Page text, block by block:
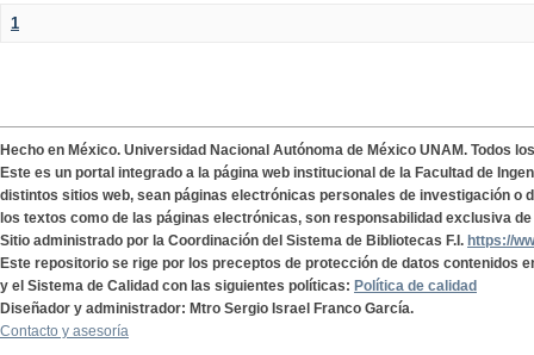
1
Hecho en México. Universidad Nacional Autónoma de México UNAM. Todos
Este es un portal integrado a la página web institucional de la Facultad de
distintos sitios web, sean páginas electrónicas personales de investigación o
los textos como de las páginas electrónicas, son responsabilidad exclusiva
Sitio administrado por la Coordinación del Sistema de Bibliotecas F.I. https://
Este repositorio se rige por los preceptos de protección de datos contenidos
y el Sistema de Calidad con las siguientes políticas: Política de calidad
Diseñador y administrador: Mtro Sergio Israel Franco García.
Contacto y asesoría